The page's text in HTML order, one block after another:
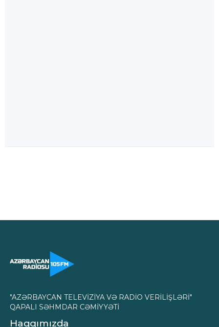
"AZƏRBAYCAN TELEVİZİYA VƏ RADİO VERİLİŞLƏRİ"
QAPALI SƏHMDAR CƏMİYYƏTİ
Haqqımızda